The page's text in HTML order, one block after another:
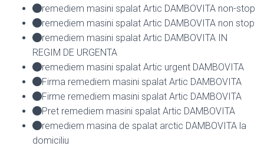
remediem masini spalat Artic DAMBOVITA non-stop
remediem masini spalat Artic DAMBOVITA non stop
remediem masini spalat Artic DAMBOVITA IN
REGIM DE URGENTA
remediem masini spalat Artic urgent DAMBOVITA
Firma remediem masini spalat Artic DAMBOVITA
Firme remediem masini spalat Artic DAMBOVITA
Pret remediem masini spalat Artic DAMBOVITA
remediem masina de spalat arctic DAMBOVITA la
domiciliu